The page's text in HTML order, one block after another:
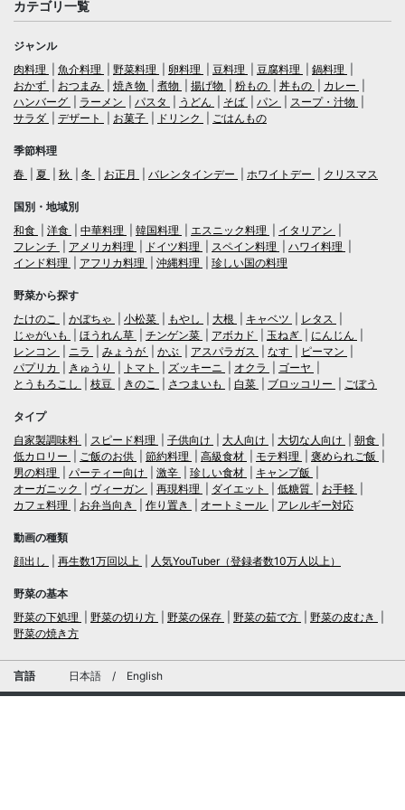
カテゴリ一覧
ジャンル
肉料理
魚介料理 野菜料理 卵料理 豆料理 豆腐料理
鍋料理
おかず
おつまみ 焼き物 煮物 揚げ物 粉もの 丼もの
カレー
ハンバーグ
ラーメン パスタ うどん そば パン
スープ・汁物
サラダ
デザート お菓子 ドリンク ごはんもの
季節料理
春
夏 秋 冬 お正月 バレンタインデー ホワイトデー クリスマス
国別・地域別
和食
洋食 中華料理 韓国料理 エスニック料理
イタリアン
フレンチ
アメリカ料理 ドイツ料理 スペイン料理
ハワイ料理
インド料理
アフリカ料理 沖縄料理 珍しい国の料理
野菜から探す
たけのこ
かぼちゃ 小松菜 もやし 大根 キャベツ
レタス
じゃがいも
ほうれん草 チンゲン菜 アボカド 玉ねぎ
にんじん
レンコン
ニラ みょうが かぶ アスパラガス なす
ピーマン
パプリカ
きゅうり トマト ズッキーニ オクラ
ゴーヤ
とうもろこし
枝豆 きのこ さつまいも 白菜 ブロッコリー ごぼう
タイプ
自家製調味料
スピード料理 子供向け 大人向け 大切な人向け
朝食
低カロリー
ご飯のお供 節約料理 高級食材 モテ料理
褒められご飯
男の料理
パーティー向け 激辛 珍しい食材
キャンプ飯
オーガニック
ヴィーガン 再現料理 ダイエット 低糖質
お手軽
カフェ料理
お弁当向き 作り置き オートミール アレルギー対応
動画の種類
顔出し
再生数1万回以上 人気YouTuber（登録者数10万人以上）
野菜の基本
野菜の下処理
野菜の切り方 野菜の保存 野菜の茹で方
野菜の皮むき
野菜の焼き方
言語 日本語 / English